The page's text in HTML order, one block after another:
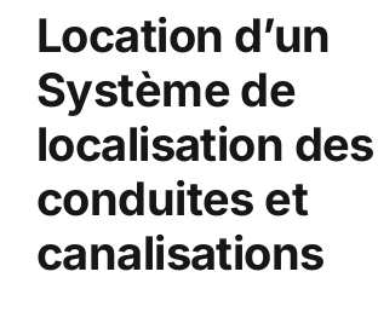
Location d’un
Système de
localisation des
conduites et
canalisations